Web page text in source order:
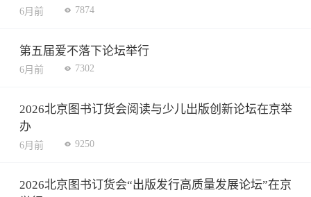
6月前 7874
第五届爱不落下论坛举行
6月前 7302
2026北京图书订货会阅读与少儿出版创新论坛在京举
办
6月前 9250
2026北京图书订货会“出版发行高质量发展论坛”在京